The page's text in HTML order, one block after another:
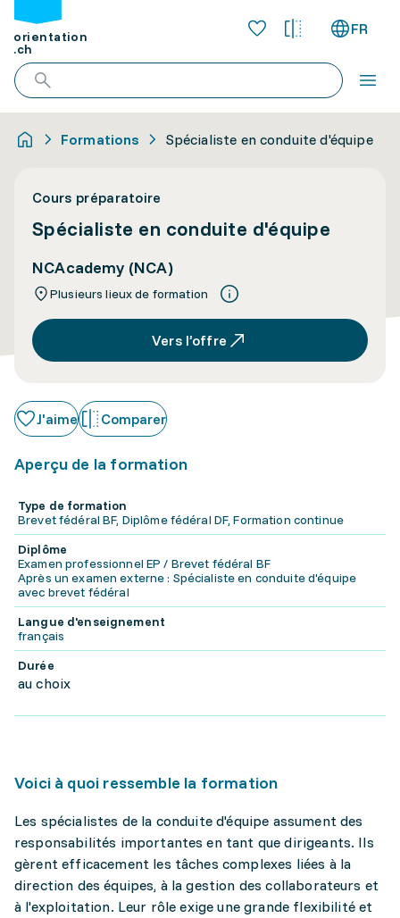
orientation
.ch
FR
Formations Spécialiste en conduite d'équipe
Cours préparatoire
Spécialiste en conduite d'équipe
NCAcademy (NCA)
Plusieurs lieux de formation
Vers l’offre
J'aime Comparer
Aperçu de la formation
Type de formation
Brevet fédéral BF, Diplôme fédéral DF, Formation continue
Diplôme
Examen professionnel EP / Brevet fédéral BF
Après un examen externe : Spécialiste en conduite d'équipe
avec brevet fédéral
Langue d'enseignement
français
Durée
au choix
Voici à quoi ressemble la formation
Les spécialistes de la conduite d'équipe assument des
responsabilités importantes en tant que dirigeants. Ils
gèrent efficacement les tâches complexes liées à la
direction des équipes, à la gestion des collaborateurs et
à l'exploitation. Leur rôle exige une grande flexibilité et